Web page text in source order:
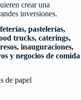
crear una
inversiones.
pastelerías,
trucks, caterings,
inauguraciones,
y negocios de comida
de papel